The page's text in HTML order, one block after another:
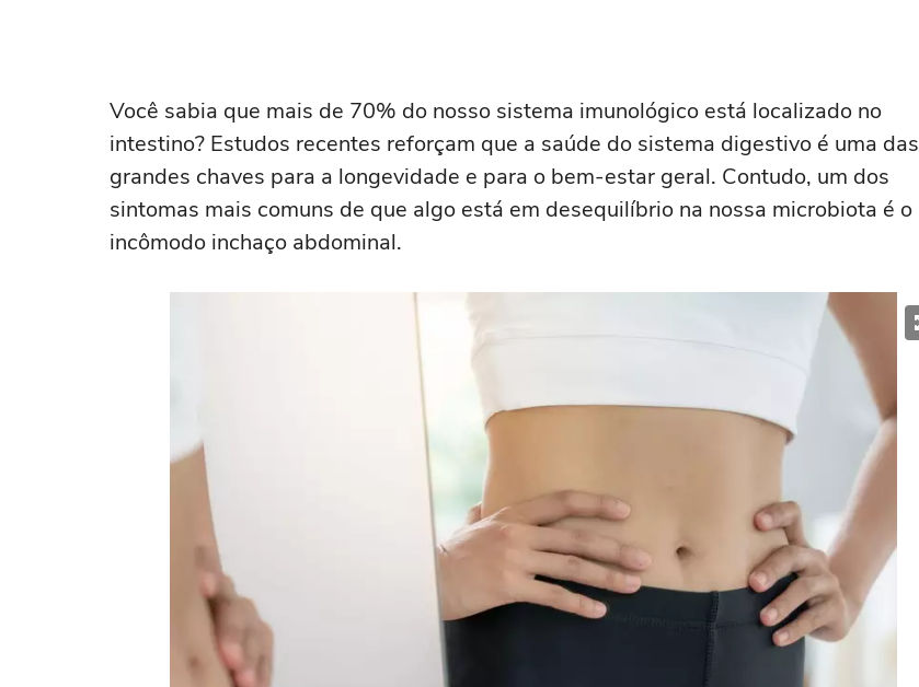
Você sabia que mais de 70% do nosso sistema imunológico está localizado no
intestino? Estudos recentes reforçam que a saúde do sistema digestivo é uma das
grandes chaves para a longevidade e para o bem-estar geral. Contudo, um dos
sintomas mais comuns de que algo está em desequilíbrio na nossa microbiota é o
incômodo inchaço abdominal.